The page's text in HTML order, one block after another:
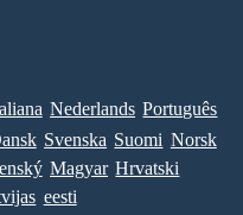
Nederlands Português
Svenska Suomi Norsk
Magyar Hrvatski
eesti